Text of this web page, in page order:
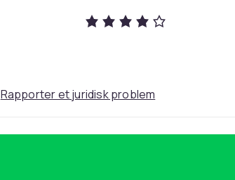
Rapporter et juridisk problem